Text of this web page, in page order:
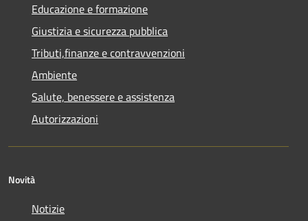
Educazione e formazione
Giustizia e sicurezza pubblica
Tributi,finanze e contravvenzioni
Ambiente
Salute, benessere e assistenza
Autorizzazioni
Novità
Notizie